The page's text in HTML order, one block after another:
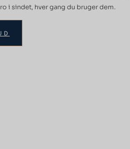
i sindet, hver gang du bruger dem.